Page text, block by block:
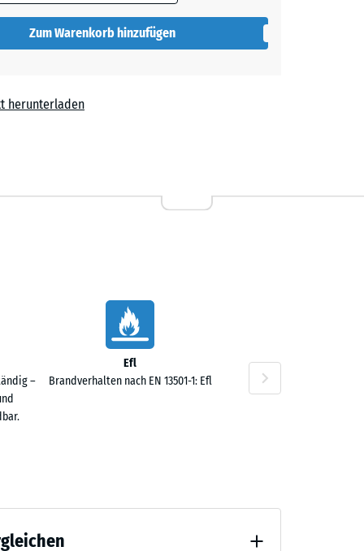
Zum Warenkorb hinzufügen
herunterladen
–
Efl
Brandverhalten nach EN 13501-1: Efl